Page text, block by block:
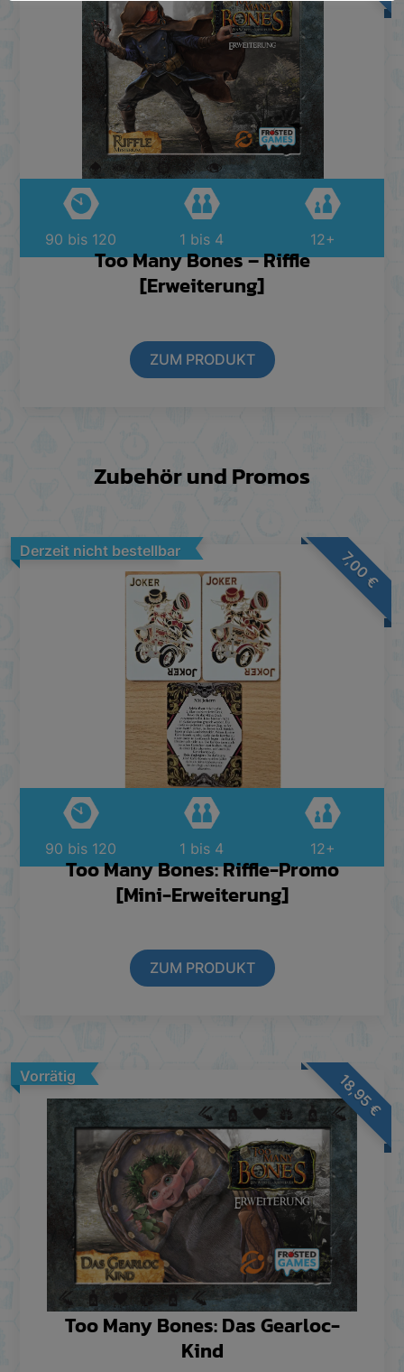
Too Many Bones – Riffle
[Erweiterung]
ZUM PRODUKT
90 bis 120 1 bis 4 12+
Zubehör und Promos
Too Many Bones: Riffle-Promo
[Mini-Erweiterung]
ZUM PRODUKT
90 bis 120 1 bis 4 12+
7,00
€
Derzeit nicht bestellbar
Too Many Bones: Das Gearloc-
Kind
18,95
€
Vorrätig